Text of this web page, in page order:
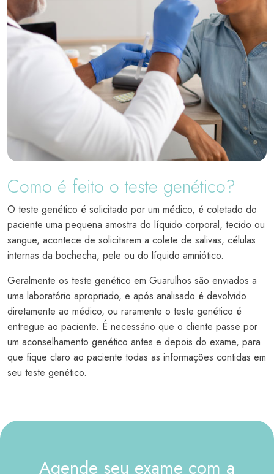
Como é feito o teste genético?
O teste genético é solicitado por um médico, é coletado do
paciente uma pequena amostra do líquido corporal, tecido ou
sangue, acontece de solicitarem a colete de salivas, células
internas da bochecha, pele ou do líquido amniótico.
Geralmente os teste genético em Guarulhos são enviados a
uma laboratório apropriado, e após analisado é devolvido
diretamente ao médico, ou raramente o teste genético é
entregue ao paciente. É necessário que o cliente passe por
um aconselhamento genético antes e depois do exame, para
que fique claro ao paciente todas as informações contidas em
seu teste genético.
Agende seu exame com a